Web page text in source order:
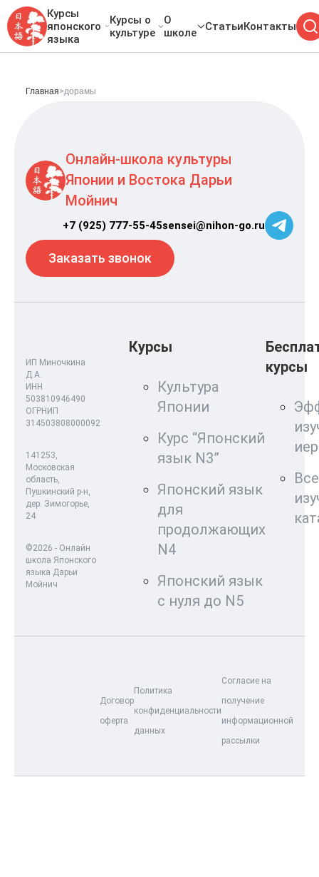
Курсы
японского
языка
Курсы о
культуре
О
школе
СтатьиКонтакты
Главная>дорамы
Онлайн-школа культуры
Японии и Востока Дарьи
Мойнич
+7 (925) 777-55-45sensei@nihon-go.ru
Заказать звонок
ИП Миночкина
Д.А.
ИНН
503810946490
ОГРНИП
314503808000092
141253,
Московская
область,
Пушкинский р-н,
дер. Зимогорье,
24
©2026 - Онлайн
школа Японского
языка Дарьи
Мойнич
Курсы
Культура
Японии
Курс “Японский
язык N3”
Японский язык
для
продолжающих
N4
Японский язык
с нуля до N5
курсы
Договор
оферта
Политика
конфиденциальности
данных
Согласие на
получение
информационной
рассылки